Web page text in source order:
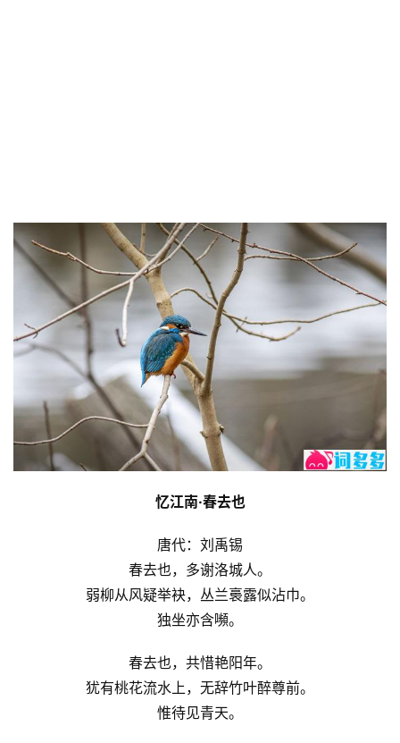
忆江南·春去也
唐代：刘禹锡
春去也，多谢洛城人。
弱柳从风疑举袂，丛兰裛露似沾巾。
独坐亦含嚬。
春去也，共惜艳阳年。
犹有桃花流水上，无辞竹叶醉尊前。
惟待见青天。